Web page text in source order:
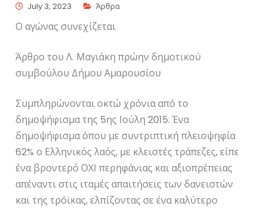
July 3, 2023 Άρθρα
Ο αγώνας συνεχίζεται
Άρθρο του Λ. Μαγιάκη πρώην δημοτικού
συμβούλου Δήμου Αμαρουσίου
Συμπληρώνονται οκτώ χρόνια από το
δημοψήφισμα της 5ης Ιούλη 2015. Ένα
δημοψήφισμα όπου με συντριπτική πλειοψηφία
62% ο Ελληνικός λαός, με κλειστές τράπεζες, είπε
ένα βροντερό ΟΧΙ περηφάνιας και αξιοπρέπειας
απέναντι στις ιταμές απαιτήσεις των δανειστών
και της τρόϊκας, ελπίζοντας σε ένα καλύτερο